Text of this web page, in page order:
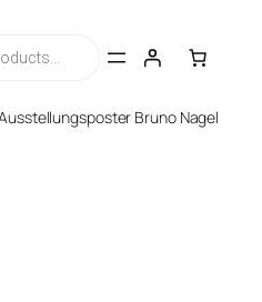
Bruno Nagel